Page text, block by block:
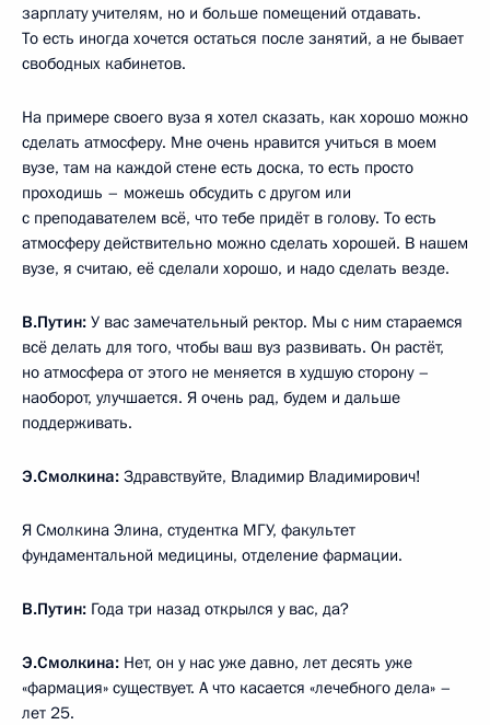
зарплату учителям, но и больше помещений отдавать.
То есть иногда хочется остаться после занятий, а не бывает
свободных кабинетов.
На примере своего вуза я хотел сказать, как хорошо можно
сделать атмосферу. Мне очень нравится учиться в моем
вузе, там на каждой стене есть доска, то есть просто
проходишь – можешь обсудить с другом или
с преподавателем всё, что тебе придёт в голову. То есть
атмосферу действительно можно сделать хорошей. В нашем
вузе, я считаю, её сделали хорошо, и надо сделать везде.
В.Путин: У вас замечательный ректор. Мы с ним стараемся
всё делать для того, чтобы ваш вуз развивать. Он растёт,
но атмосфера от этого не меняется в худшую сторону –
наоборот, улучшается. Я очень рад, будем и дальше
поддерживать.
Э.Смолкина: Здравствуйте, Владимир Владимирович!
Я Смолкина Элина, студентка МГУ, факультет
фундаментальной медицины, отделение фармации.
В.Путин: Года три назад открылся у вас, да?
Э.Смолкина: Нет, он у нас уже давно, лет десять уже
«фармация» существует. А что касается «лечебного дела» –
лет 25.